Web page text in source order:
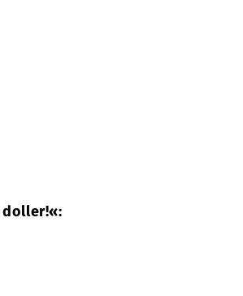
doller!«: